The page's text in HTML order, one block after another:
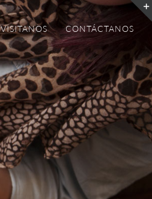
VISITANOS CONTÁCTANOS